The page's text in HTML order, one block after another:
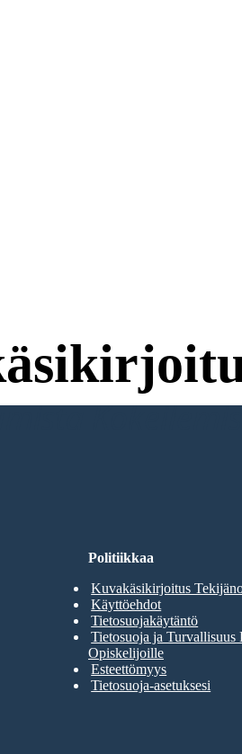
Politiikkaa
Kuvakäsikirjoitus
Käyttöehdot
Tietosuojakäytäntö
Tietosuoja ja
Opiskelijoille
Esteettömyys
Tietosuoja-asetuksesi